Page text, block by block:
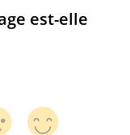
est-elle